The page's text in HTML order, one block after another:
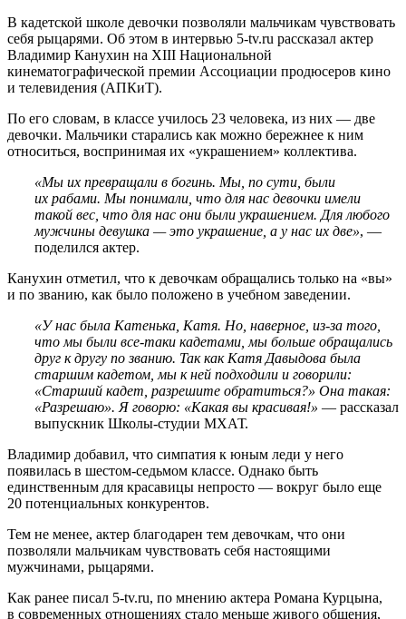
В кадетской школе девочки позволяли мальчикам чувствовать
себя рыцарями. Об этом в интервью 5-tv.ru рассказал актер
Владимир Канухин на XIII Национальной
кинематографической премии Ассоциации продюсеров кино
и телевидения (АПКиТ).
По его словам, в классе училось 23 человека, из них — две
девочки. Мальчики старались как можно бережнее к ним
относиться, воспринимая их «украшением» коллектива.
«Мы их превращали в богинь. Мы, по сути, были
их рабами. Мы понимали, что для нас девочки имели
такой вес, что для нас они были украшением. Для любого
мужчины девушка — это украшение, а у нас их две», —
поделился актер.
Канухин отметил, что к девочкам обращались только на «вы»
и по званию, как было положено в учебном заведении.
«У нас была Катенька, Катя. Но, наверное, из-за того,
что мы были все-таки кадетами, мы больше обращались
друг к другу по званию. Так как Катя Давыдова была
старшим кадетом, мы к ней подходили и говорили:
«Старший кадет, разрешите обратиться?» Она такая:
«Разрешаю». Я говорю: «Какая вы красивая!» — рассказал
выпускник Школы-студии МХАТ.
Владимир добавил, что симпатия к юным леди у него
появилась в шестом-седьмом классе. Однако быть
единственным для красавицы непросто — вокруг было еще
20 потенциальных конкурентов.
Тем не менее, актер благодарен тем девочкам, что они
позволяли мальчикам чувствовать себя настоящими
мужчинами, рыцарями.
Как ранее писал 5-tv.ru, по мнению актера Романа Курцына,
в современных отношениях стало меньше живого общения,